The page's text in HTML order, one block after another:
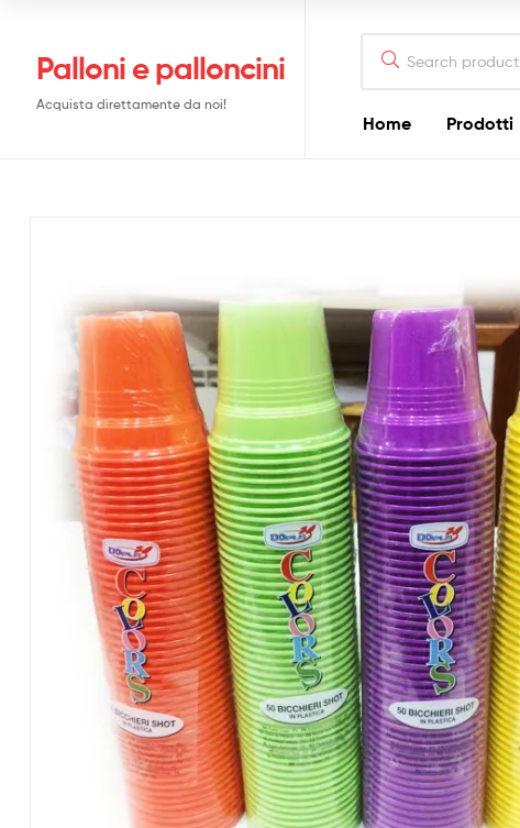
Palloni e palloncini
Acquista direttamente da noi!
for:
Home Prodotti